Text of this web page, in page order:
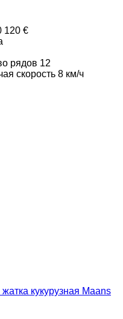
120 €
рядов 12
скорость 8 км/ч
кукурузная Maans